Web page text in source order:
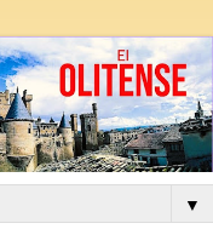
▼